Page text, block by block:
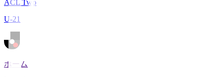
ACL Two
U-21
ホーム